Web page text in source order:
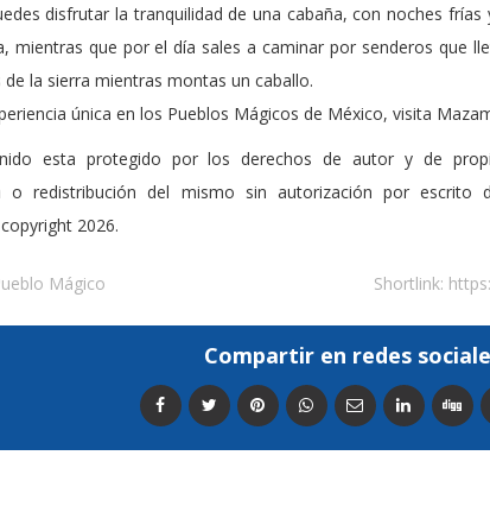
disfrutar la tranquilidad de una cabaña, con noches
mientras que por el día sales a caminar por senderos que
de la sierra mientras montas un caballo.
única en los Pueblos Mágicos de México, visita
esta protegido por los derechos de autor y de
o redistribución del mismo sin autorización por escrito
2026.
Mágico Shortlink:
Compartir en redes